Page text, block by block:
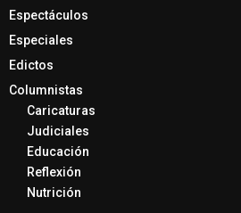
Espectáculos
Especiales
Edictos
Columnistas
Caricaturas
Judiciales
Educación
Reflexión
Nutrición